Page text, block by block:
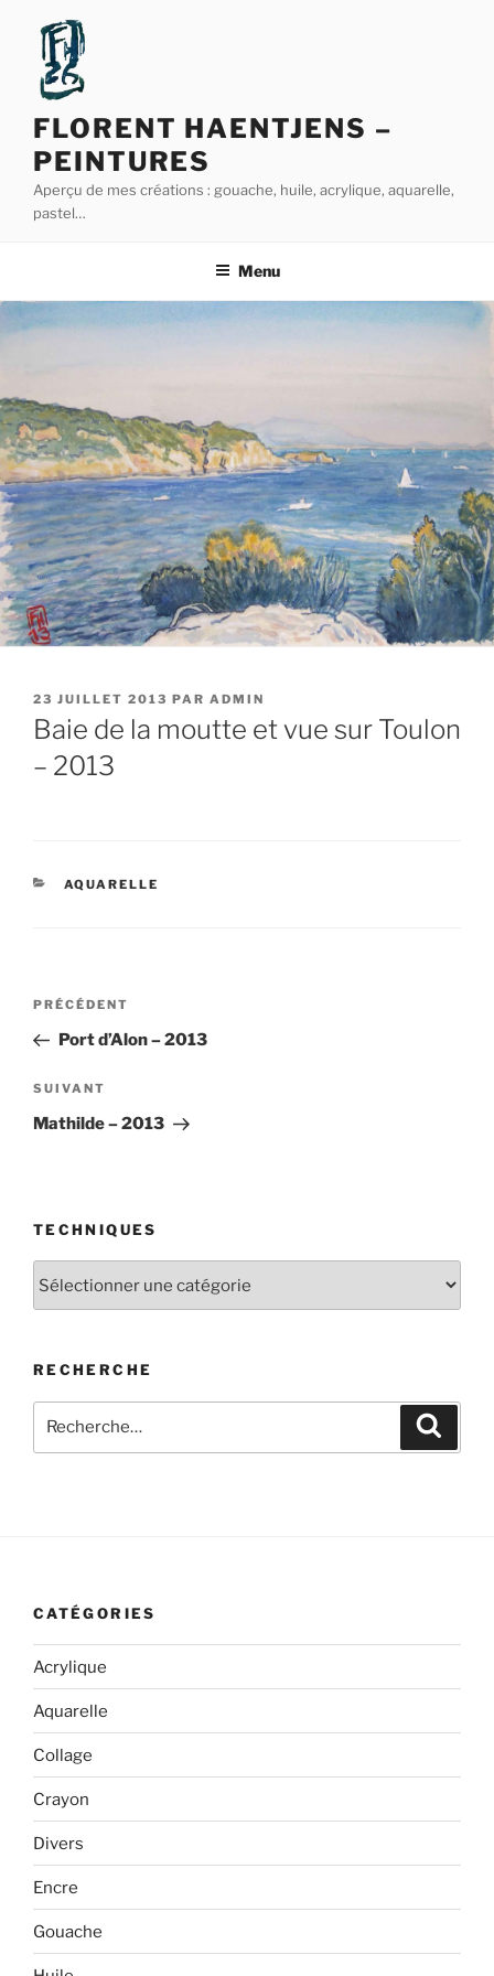
contenu
principal
FLORENT HAENTJENS –
PEINTURES
Aperçu de mes créations : gouache, huile, acrylique, aquarelle,
pastel…
Menu
PUBLIÉ
LE
23 JUILLET 2013 PAR ADMIN
Baie de la moutte et vue sur Toulon
– 2013
CATÉGORIES
AQUARELLE
Navigation
l’article
Article
précédent
PRÉCÉDENT
Port d’Alon – 2013
Article
suivant
SUIVANT
Mathilde – 2013
TECHNIQUES
RECHERCHE
pour
CATÉGORIES
Acrylique
Aquarelle
Collage
Crayon
Divers
Encre
Gouache